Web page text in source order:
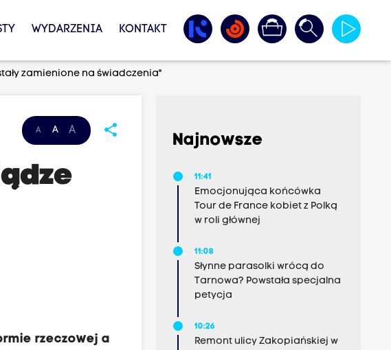
WYDARZENIA KONTAKT
zamienione na świadczenia"
A A A share
rzeczowej a
Najnowsze
11:41
Emocjonująca końcówka
Tour de France kobiet z Polką
w roli głównej
11:08
Słynne parasolki wrócą do
Tarnowa? Powstała specjalna
petycja
10:26
Remont ulicy Zakopiańskiej w